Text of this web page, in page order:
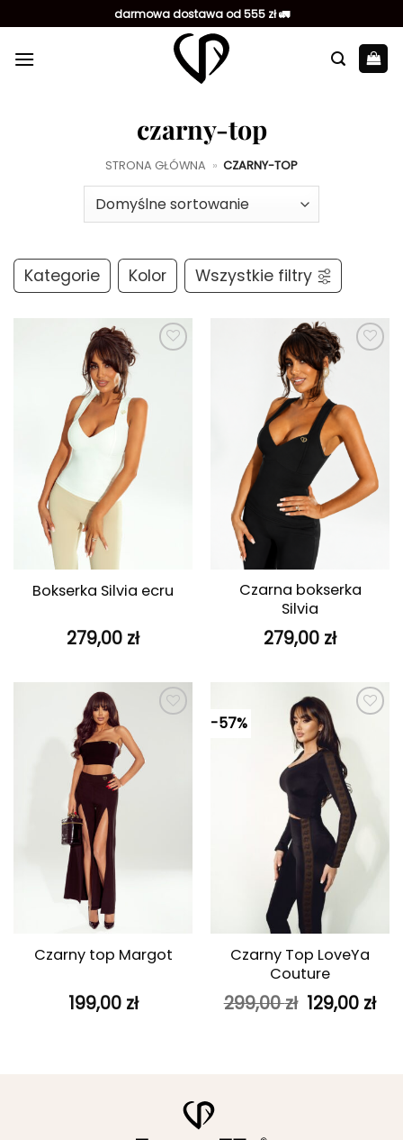
do
zawartości
darmowa dostawa od 555 zł 🚛
czarny-top
STRONA GŁÓWNA » CZARNY-TOP
Kategorie Kolor Wszystkie filtry
Dodaj do
ulubionych
Bokserka Silvia ecru
279,00 zł
Dodaj do
ulubionych
Czarna bokserka
Silvia
279,00 zł
ulubionych
Czarny top Margot
199,00 zł
-57%
Dodaj do
ulubionych
Czarny Top LoveYa
Couture
299,00zł Pierwotna
cena
129,00 zł